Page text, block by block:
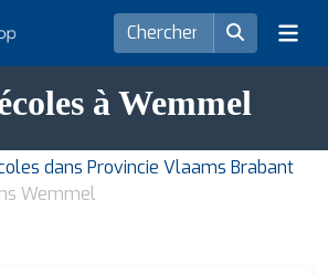
à Wemmel
dans Provincie Vlaams Brabant
Wemmel